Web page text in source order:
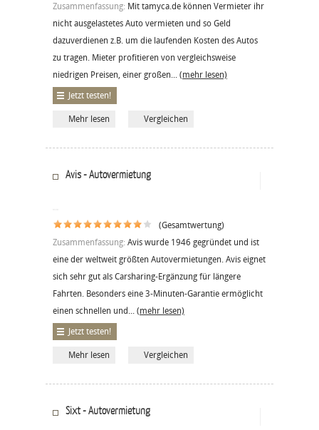
Zusammenfassung: Mit tamyca.de können Vermieter ihr
nicht ausgelastetes Auto vermieten und so Geld
dazuverdienen z.B. um die laufenden Kosten des Autos
zu tragen. Mieter profitieren von vergleichsweise
niedrigen Preisen, einer großen... (mehr lesen)
Jetzt testen!
Mehr lesen Vergleichen
Avis - Autovermietung
(Gesamtwertung)
Zusammenfassung: Avis wurde 1946 gegründet und ist
eine der weltweit größten Autovermietungen. Avis eignet
sich sehr gut als Carsharing-Ergänzung für längere
Fahrten. Besonders eine 3-Minuten-Garantie ermöglicht
einen schnellen und... (mehr lesen)
Jetzt testen!
Mehr lesen Vergleichen
Sixt - Autovermietung